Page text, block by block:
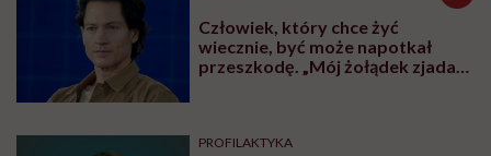
Człowiek, który chce żyć
wiecznie, być może napotkał
przeszkodę. „Mój żołądek zjada
PROFILAKTYKA